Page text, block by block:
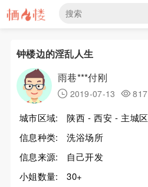
钟楼边的淫乱人生
雨巷***付刚
2019-07-13 817
城市区域:
陕西 - 西安 - 主城区
信息种类:
洗浴场所
信息来源:
自己开发
小姐数量:
30+